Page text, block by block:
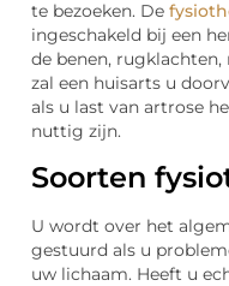
te bezoeken. De
ingeschakeld bij een
de benen, rugklachten,
zal een huisarts u
als u last van artrose
nuttig zijn.
Soorten
U wordt over het
gestuurd als u
uw lichaam. Heeft u